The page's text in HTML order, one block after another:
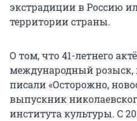
экстрадиции в Россию
территории страны.
О том, что 41-летнего
международный розыск,
писали «Осторожно,
выпускник
института культуры. С